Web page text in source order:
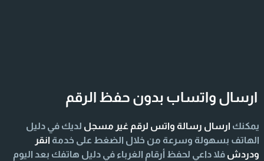
ارسال واتساب بدون حفظ الرقم
يمكنك ارسال رسالة واتس لرقم غير مسجل لديك في دليل
الهاتف بسهولة وسرعة من خلال الضغط على خدمة انقر
ودردش فلا داعي لحفظ أرقام الغرباء في دليل هاتفك بعد اليوم